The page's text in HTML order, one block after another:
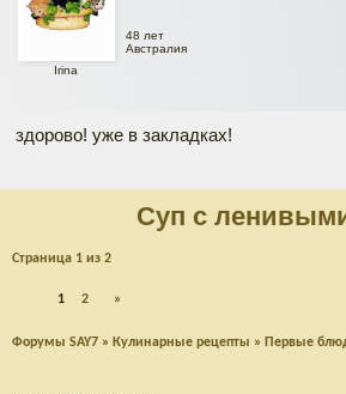
Irina
48 лет
Австралия
здорово! уже в закладках!
Суп с
Страница 1 из 2
1 2 »
Форумы SAY7 » Кулинарные рецепты » Первые